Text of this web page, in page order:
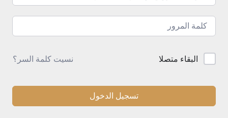
البقاء متصلا نسيت كلمة السر؟
تسجيل الدخول